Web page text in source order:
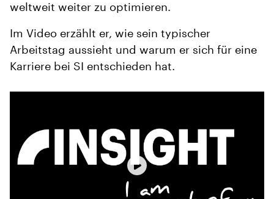
weltweit weiter zu optimieren.
Im Video erzählt er, wie sein typischer
Arbeitstag aussieht und warum er sich für eine
Karriere bei SI entschieden hat.